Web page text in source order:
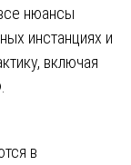
нюансы
инстанциях и
включая
в